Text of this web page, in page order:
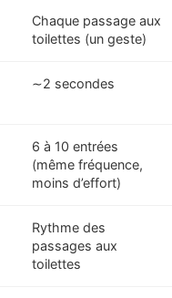
Chaque passage aux
toilettes (un geste)
∼2 secondes
6 à 10 entrées
(même fréquence,
moins d’effort)
Rythme des
passages aux
toilettes